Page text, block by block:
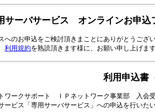
サーバサービス オンラインお申込
へのお申込をご検討頂きまことにありがとうござ
利用規約を熟読頂きます様に、お願い申し上げま
利用申込書
ワークサポート ＩＰネットワーク事業部 入会
ービス「専用サーバサービス」への申込を行いた